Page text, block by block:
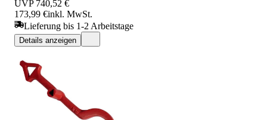
UVP 740,52 €
173,99 €inkl. MwSt.
Lieferung bis 1-2 Arbeitstage
Details anzeigen